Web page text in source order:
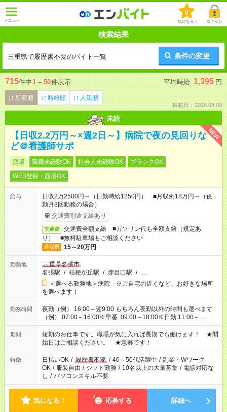
メニュー
0
気になる！ ログイン
検索結果
三重県で履歴書不要のバイト一覧 条件の変更
715件中1 ～ 50件表示 平均時給: 1,395 円
新着順 時給順 人気順
掲載日：2026.08.09
未読
NEW
【日収2.2万円～×週2日～】病院で夜の見回りな
ど＠看護師サポ
派遣 職種未経験OK 社会人未経験OK
ブランクOK
WEB登録・面接OK
給与
日収2万2500円～（日勤時給1250円） ■月収例18万円～（夜
勤月8回勤務の場合）
交通費別途支給あり
交通費
交通費全額支給 ■ガソリン代も全額支給（規定あ
り） ■無料駐車場もご相談ください
月収例 15～20万円
勤務地
三重県名張市
名張駅 / 桔梗が丘駅 / 赤目口駅 / …
＜選べる勤務地＞病院 ※ご自宅の近くなど、お好きな場所
を選べます！
勤務時間
夜勤（例） 16:00～翌9:00 もちろん夜勤以外の時間も選べます
（例） 07:00～16:00※早番 09:00～18:00※日勤 11:00～
20:00※遅番 ※時間は、固定・選べる施設もあるので、ご希望が
あれば調整できます！ ※シフト制。勤務地により実働時間が異
なります。★家庭の都合でお休みが必要な場合も遠慮なくご相談
ください。
期間
短期のお仕事です。職場が気に入れば長期でも働けます！ ★開
始日はご相談ください。 ★急募です！
特徴 日払いOK / 履歴書不要 / 40～50代活躍中 / 副業・Wワーク
OK / 服装自由 / シフト勤務 / 10名以上の大量募集 / 電話対応な
し / パソコンスキル不要
気になる！ 応募する 詳細へ